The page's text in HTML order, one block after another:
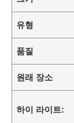
유형
품질
원래 장소
하이 라이트: